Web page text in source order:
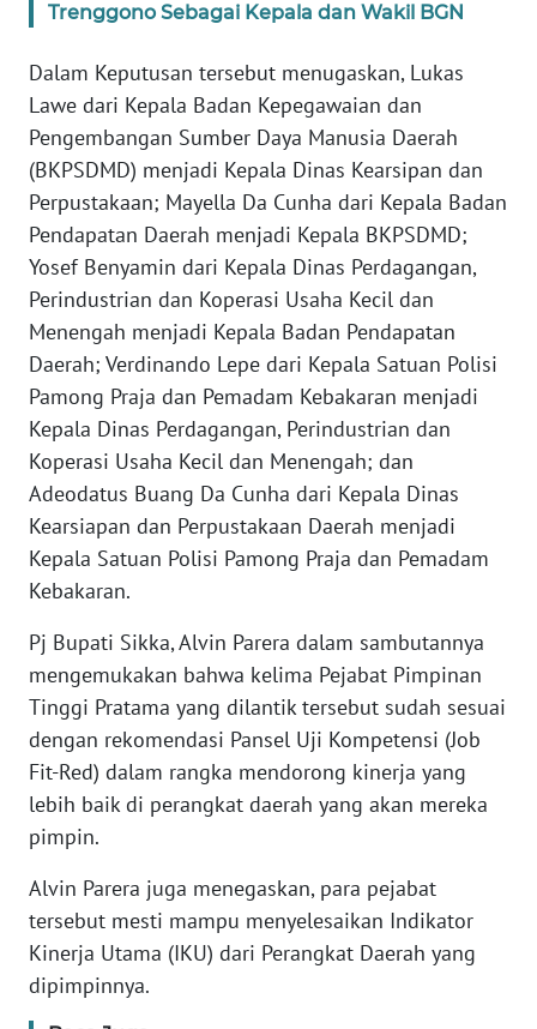
Trenggono Sebagai Kepala dan Wakil BGN
Dalam Keputusan tersebut menugaskan, Lukas
Lawe dari Kepala Badan Kepegawaian dan
Pengembangan Sumber Daya Manusia Daerah
(BKPSDMD) menjadi Kepala Dinas Kearsipan dan
Perpustakaan; Mayella Da Cunha dari Kepala Badan
Pendapatan Daerah menjadi Kepala BKPSDMD;
Yosef Benyamin dari Kepala Dinas Perdagangan,
Perindustrian dan Koperasi Usaha Kecil dan
Menengah menjadi Kepala Badan Pendapatan
Daerah; Verdinando Lepe dari Kepala Satuan Polisi
Pamong Praja dan Pemadam Kebakaran menjadi
Kepala Dinas Perdagangan, Perindustrian dan
Koperasi Usaha Kecil dan Menengah; dan
Adeodatus Buang Da Cunha dari Kepala Dinas
Kearsiapan dan Perpustakaan Daerah menjadi
Kepala Satuan Polisi Pamong Praja dan Pemadam
Kebakaran.
Pj Bupati Sikka, Alvin Parera dalam sambutannya
mengemukakan bahwa kelima Pejabat Pimpinan
Tinggi Pratama yang dilantik tersebut sudah sesuai
dengan rekomendasi Pansel Uji Kompetensi (Job
Fit-Red) dalam rangka mendorong kinerja yang
lebih baik di perangkat daerah yang akan mereka
pimpin.
Alvin Parera juga menegaskan, para pejabat
tersebut mesti mampu menyelesaikan Indikator
Kinerja Utama (IKU) dari Perangkat Daerah yang
dipimpinnya.
Regional
WN
SUMUT
WN
JAKARTA
WN
JABAR
WN
BANTEN
WN
NTT
WN
KEPRI
PAPUA
WN
PAPUA
BARAT
RIAU
WN
SERAMBI
WN
JAMBI